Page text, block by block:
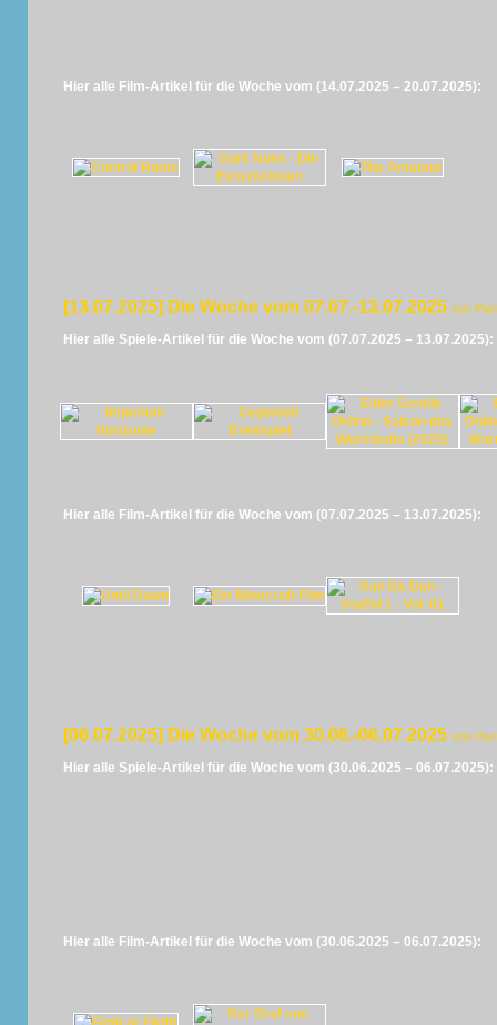
Hier alle Film-Artikel für die Woche vom (14.07.2025 – 20.07.2025):
[13.07.2025] Die Woche vom 07.07.-13.07.2025 von
Hier alle Spiele-Artikel für die Woche vom (07.07.2025 – 13.07.2025):
Hier alle Film-Artikel für die Woche vom (07.07.2025 – 13.07.2025):
[06.07.2025] Die Woche vom 30.06.-06.07.2025 von
Hier alle Spiele-Artikel für die Woche vom (30.06.2025 – 06.07.2025):
Hier alle Film-Artikel für die Woche vom (30.06.2025 – 06.07.2025):